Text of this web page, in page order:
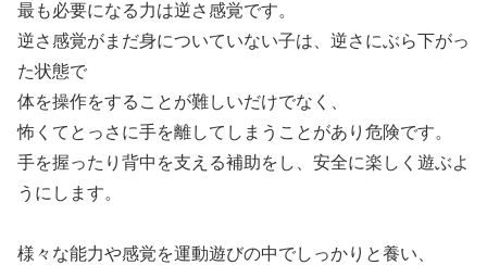
最も必要になる力は逆さ感覚です。
逆さ感覚がまだ身についていない子は、逆さにぶら下がっ
た状態で
体を操作をすることが難しいだけでなく、
怖くてとっさに手を離してしまうことがあり危険です。
手を握ったり背中を支える補助をし、安全に楽しく遊ぶよ
うにします。
様々な能力や感覚を運動遊びの中でしっかりと養い、